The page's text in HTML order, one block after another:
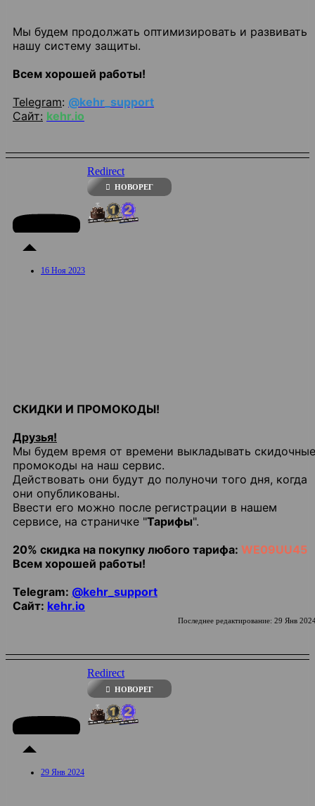
Мы будем продолжать оптимизировать и развивать
нашу систему защиты.
Всем хорошей работы!
Telegram: @kehr_support
Сайт: kehr.io
Redirect
НОВОРЕГ
16 Ноя 2023
СКИДКИ И ПРОМОКОДЫ!
Друзья!
Мы будем время от времени выкладывать скидочные
промокоды на наш сервис.
Действовать они будут до полуночи того дня, когда
они опубликованы.
Ввести его можно после регистрации в нашем
сервисе, на страничке "Тарифы".
20% скидка на покупку любого тарифа: WE09UU45
Всем хорошей работы!
Telegram: @kehr_support
Сайт: kehr.io
Последнее редактирование: 29 Янв
Redirect
НОВОРЕГ
29 Янв 2024